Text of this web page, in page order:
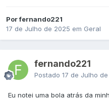
Por fernando221
17 de Julho de 2025 em Geral
fernando221
Postado 17 de Julho
Eu notei uma bola atrás da